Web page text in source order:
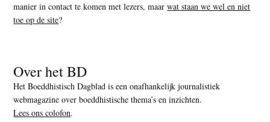
manier in contact te komen met lezers, maarwat staan we wel en niet
toe op de site?
Over het BD
Het Boeddhistisch Dagblad is een onafhankelijk journalistiek
webmagazine over boeddhistische thema’s en inzichten.
Lees ons colofon.